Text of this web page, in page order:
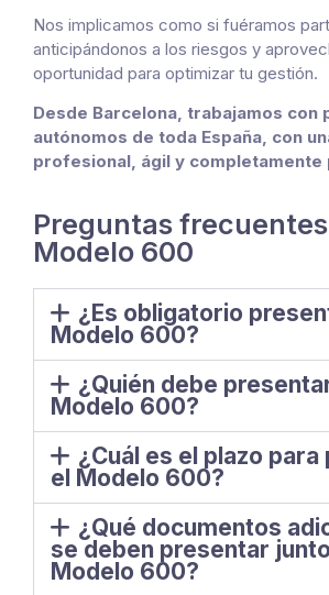
Nos implicamos como si fuéramos
anticipándonos a los riesgos y
oportunidad para optimizar tu gestión.
Desde Barcelona, trabajamos con
autónomos de toda España, con
profesional, ágil y completamente
Preguntas
Modelo 600
¿Es obligatorio
Modelo 600?
¿Quién debe
Modelo 600?
¿Cuál es el plazo
el Modelo 600?
¿Qué documentos
se deben presentar junto
Modelo 600?